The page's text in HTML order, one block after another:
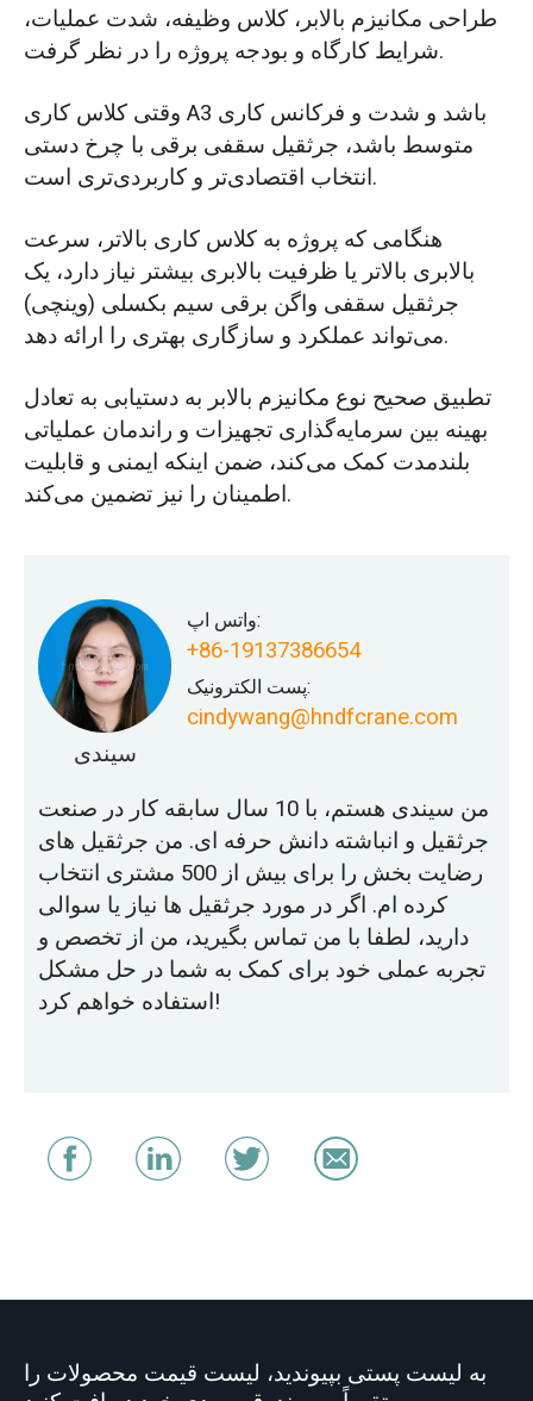
طراحی مکانیزم بالابر، کلاس وظیفه، شدت عملیات،
شرایط کارگاه و بودجه پروژه را در نظر گرفت.
وقتی کلاس کاری A3 باشد و شدت و فرکانس کاری
متوسط باشد، جرثقیل سقفی برقی با چرخ دستی
انتخاب اقتصادی‌تر و کاربردی‌تری است.
هنگامی که پروژه به کلاس کاری بالاتر، سرعت
بالابری بالاتر یا ظرفیت بالابری بیشتر نیاز دارد، یک
جرثقیل سقفی واگن برقی سیم بکسلی (وینچی)
می‌تواند عملکرد و سازگاری بهتری را ارائه دهد.
تطبیق صحیح نوع مکانیزم بالابر به دستیابی به تعادل
بهینه بین سرمایه‌گذاری تجهیزات و راندمان عملیاتی
بلندمدت کمک می‌کند، ضمن اینکه ایمنی و قابلیت
اطمینان را نیز تضمین می‌کند.
سیندی
واتس اپ:
+86-19137386654
پست الکترونیک:
cindywang@hndfcrane.com
من سیندی هستم، با 10 سال سابقه کار در صنعت
جرثقیل و انباشته دانش حرفه ای. من جرثقیل های
رضایت بخش را برای بیش از 500 مشتری انتخاب
کرده ام. اگر در مورد جرثقیل ها نیاز یا سوالی
دارید، لطفا با من تماس بگیرید، من از تخصص و
تجربه عملی خود برای کمک به شما در حل مشکل
استفاده خواهم کرد!
به لیست پستی بپیوندید، لیست قیمت محصولات را